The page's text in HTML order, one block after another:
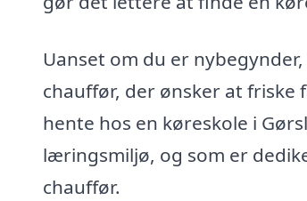
Uanset om du er
chauffør, der ønsker at
hente hos en køreskole i
læringsmiljø, og som er
chauffør.